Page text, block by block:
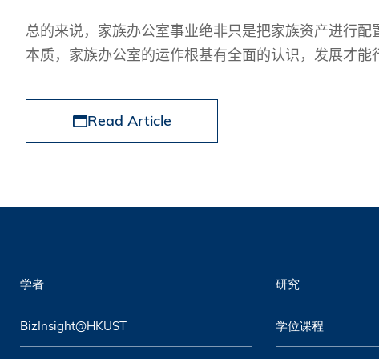
总的来说，家族办公室事业绝非只是把家族资产进行
本质，家族办公室的运作根基有全面的认识，发展才能
Read Article
学者 研究
BizInsight@HKUST 学位课程